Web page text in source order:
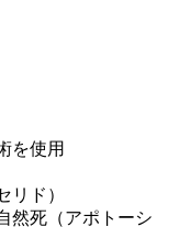
を使用
リド）
然死（アポトーシ